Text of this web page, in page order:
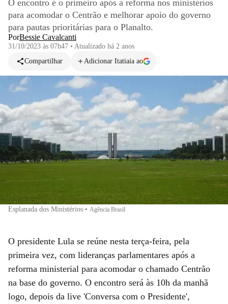
O encontro é o primeiro após a reforma nos ministérios
para acomodar o Centrão e melhorar apoio do governo
para pautas prioritárias para o Planalto.
PorBessie Cavalcanti
31/10/2023 às 07h47 • Atualizado há 2 anos
Compartilhar
Adicionar Itatiaia ao
Esplanada dos Ministérios • Agência Brasil
O presidente Lula se reúne nesta terça-feira, pela
primeira vez, com lideranças parlamentares após a
reforma ministerial para acomodar o chamado Centrão
na base do governo. O encontro será às 10h da manhã
logo, depois da live 'Conversa com o Presidente',